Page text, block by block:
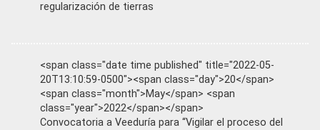
regularización de tierras
<span class="date time published" title="2022-05-
20T13:10:59-0500"><span class="day">20</span>
<span class="month">May</span> <span
class="year">2022</span></span>
Convocatoria a Veeduría para “Vigilar el proceso del